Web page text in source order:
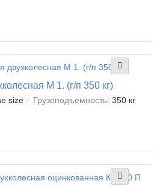
М 1. (г/п 350 кг)
size Грузоподъемность: 350 кг